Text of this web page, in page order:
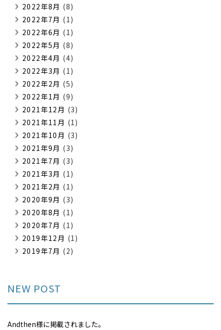
2022年8月 (8)
2022年7月 (1)
2022年6月 (1)
2022年5月 (8)
2022年4月 (4)
2022年3月 (1)
2022年2月 (5)
2022年1月 (9)
2021年12月 (3)
2021年11月 (1)
2021年10月 (3)
2021年9月 (3)
2021年7月 (3)
2021年3月 (1)
2021年2月 (1)
2020年9月 (3)
2020年8月 (1)
2020年7月 (1)
2019年12月 (1)
2019年7月 (2)
NEW POST
Andthen様に掲載されました。